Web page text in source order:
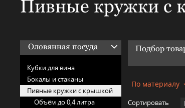
Пивные кружки с
Оловянная посуда
Кубки для вина
Бокалы и стаканы
Пивные кружки с крышкой
Объём до 0,4 литра
Подбор
По материалу
Сортировать